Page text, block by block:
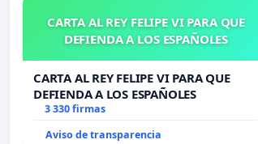
CARTA AL REY FELIPE VI PARA QUE
DEFIENDA A LOS ESPAÑOLES
CARTA AL REY FELIPE VI PARA QUE
DEFIENDA A LOS ESPAÑOLES
3 330 firmas
Aviso de transparencia